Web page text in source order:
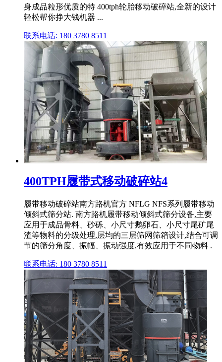
身成品粒形优质的特 400tph轮胎移动破碎站,全新的设计
轻松帮你挣大钱机器 ...
联系电话: 180 3780 8511
400TPH履带式移动破碎站4
履带移动破碎站南方路机官方 NFLG NFS系列履带移动
倾斜式筛分站. 南方路机履带移动倾斜式筛分设备,主要
应用于成品骨料、砂砾、小尺寸鹅卵石、小尺寸尾矿尾
渣等物料的分级处理,层均的三层筛网筛箱设计,结合可调
节的筛分角度、振幅、振动强度,有效应用于不同物料 .
联系电话: 180 3780 8511